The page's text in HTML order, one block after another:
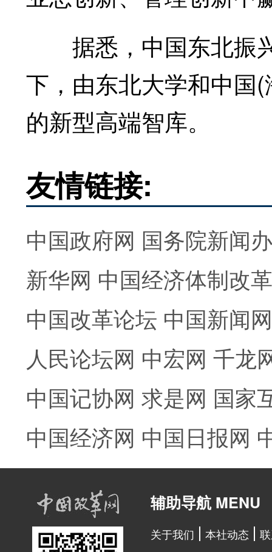
据悉，中国东北振
下，由东北大学和中国
的新型高端智库。
友情链接:
中国政府网 国务院新闻
新华网 中国经济体制改
中国改革论坛 中国新闻网
人民论坛网 中宏网 千龙
中国记协网 求是网 国家
中国经济网 中国日报网
辅助导航 MENU
关于我们 本社动态